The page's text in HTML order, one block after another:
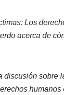
Los
acerca de
discusión sobre
humanos